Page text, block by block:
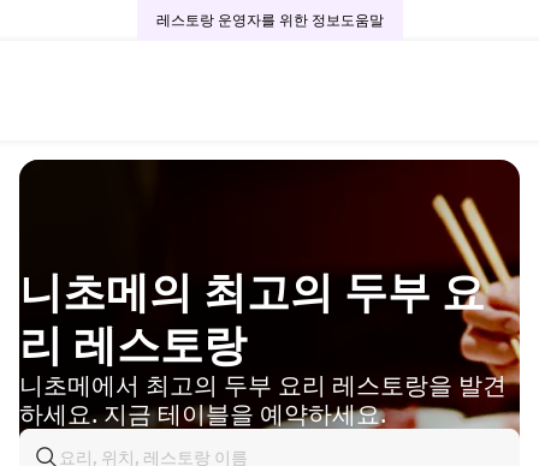
레스토랑 운영자를 위한 정보도움말
니초메의 최고의 두부 요
리 레스토랑
니초메에서 최고의 두부 요리 레스토랑을 발견
하세요. 지금 테이블을 예약하세요.